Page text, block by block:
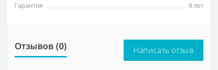
Гарантия
8 лет
Отзывов (0) Написать отзыв